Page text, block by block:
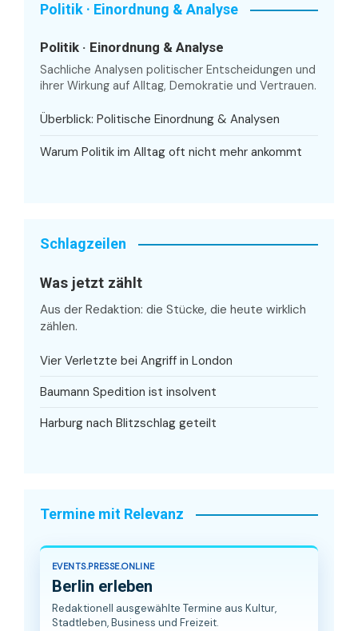
Politik · Einordnung & Analyse
Politik · Einordnung & Analyse
Sachliche Analysen politischer Entscheidungen und
ihrer Wirkung auf Alltag, Demokratie und Vertrauen.
Überblick: Politische Einordnung & Analysen
Warum Politik im Alltag oft nicht mehr ankommt
Schlagzeilen
Was jetzt zählt
Aus der Redaktion: die Stücke, die heute wirklich
zählen.
Vier Verletzte bei Angriff in London
Baumann Spedition ist insolvent
Harburg nach Blitzschlag geteilt
Termine mit Relevanz
EVENTS.PRESSE.ONLINE
Berlin erleben
Redaktionell ausgewählte Termine aus Kultur,
Stadtleben, Business und Freizeit.